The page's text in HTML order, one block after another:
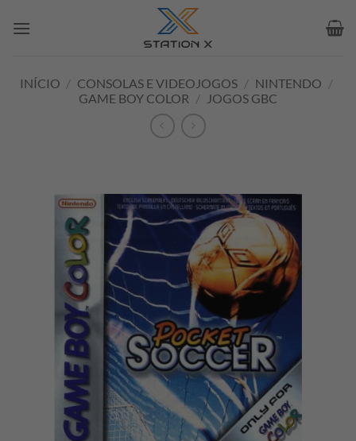
INÍCIO / CONSOLAS E VIDEOJOGOS / NINTENDO /
GAME BOY COLOR / JOGOS GBC